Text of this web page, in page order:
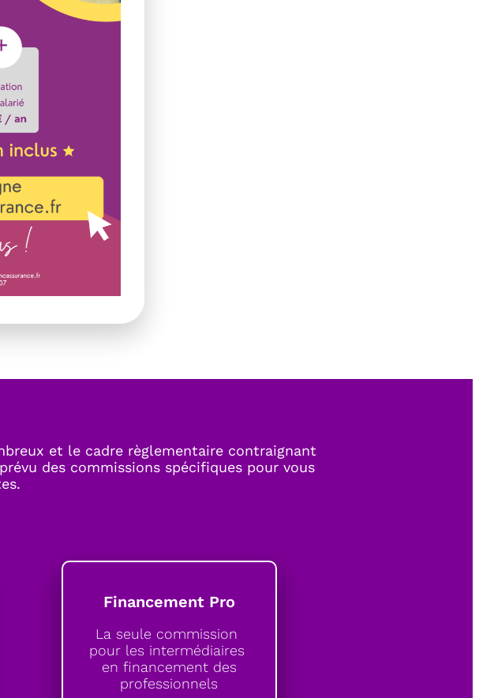
et le cadre règlementaire contraignant
des commissions spécifiques pour vous
Financement Pro
La seule commission
pour les intermédiaires
en financement des
professionnels